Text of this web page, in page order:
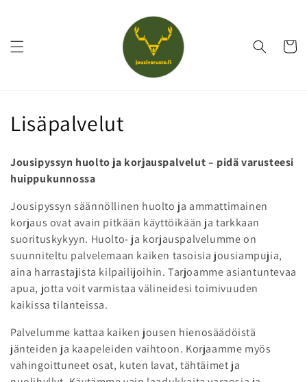
K
k
o
e
l
m
a
:
Lisäpalvelut
Jousipyssyn huolto ja korjauspalvelut – pidä varusteesi
huippukunnossa
Jousipyssyn säännöllinen huolto ja ammattimainen
korjaus ovat avain pitkään käyttöikään ja tarkkaan
suorituskykyyn. Huolto- ja korjauspalvelumme on
suunniteltu palvelemaan kaiken tasoisia jousiampujia,
aina harrastajista kilpailijoihin. Tarjoamme asiantuntevaa
apua, jotta voit varmistaa välineidesi toimivuuden
kaikissa tilanteissa.
Palvelumme kattaa kaiken jousen hienosäädöistä
jänteiden ja kaapeleiden vaihtoon. Korjaamme myös
vahingoittuneet osat, kuten lavat, tähtäimet ja